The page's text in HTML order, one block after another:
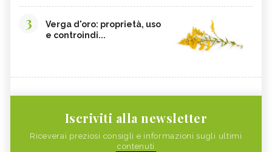
3
Verga d'oro: proprietà, uso
e controindi...
Iscriviti alla newsletter
Riceverai preziosi consigli e informazioni sugli ultimi
contenuti